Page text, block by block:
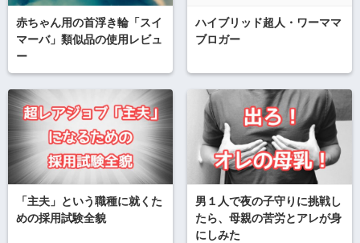
赤ちゃん用の首浮き輪「スイ
マーバ」類似品の使用レビュ
ー
ハイブリッド超人・ワーママ
ブロガー
「主夫」という職種に就くた
めの採用試験全貌
男１人で夜の子守りに挑戦し
たら、母親の苦労とアレが身
にしみた